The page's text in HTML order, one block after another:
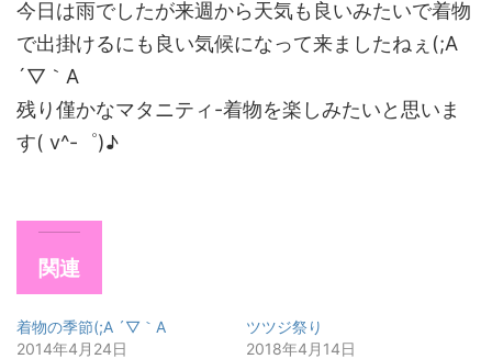
今日は雨でしたが来週から天気も良いみたいで着物
で出掛けるにも良い気候になって来ましたねぇ(;A
´▽｀A
残り僅かなマタニティ-着物を楽しみたいと思いま
す( v^-゜)♪
関連
着物の季節(;A ´▽｀A
2014年4月24日
ツツジ祭り
2018年4月14日